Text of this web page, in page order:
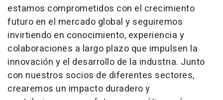
estamos comprometidos con el crecimiento
futuro en el mercado global y seguiremos
invirtiendo en conocimiento, experiencia y
colaboraciones a largo plazo que impulsen la
innovación y el desarrollo de la industria. Junto
con nuestros socios de diferentes sectores,
crearemos un impacto duradero y